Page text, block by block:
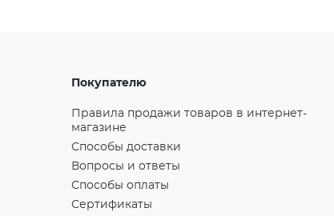
Покупателю
Правила продажи товаров в интернет-
магазине
Способы доставки
Вопросы и ответы
Способы оплаты
Сертификаты